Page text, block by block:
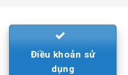
Điều khoản sử
dụng